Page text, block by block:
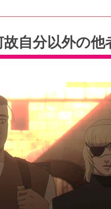
自分以外の他